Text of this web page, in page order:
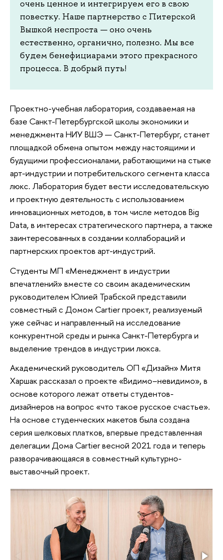
очень ценное и интегрируем его в свою
повестку. Наше партнерство с Питерской
Вышкой неспроста — оно очень
естественно, органично, полезно. Мы все
будем бенефициарами этого прекрасного
процесса. В добрый путь!
Проектно-учебная лаборатория, создаваемая на
базе Санкт-Петербургской школы экономики и
менеджмента НИУ ВШЭ — Санкт-Петербург, станет
площадкой обмена опытом между настоящими и
будущими профессионалами, работающими на стыке
арт-индустрии и потребительского сегмента класса
люкс. Лаборатория будет вести исследовательскую
и проектную деятельность с использованием
инновационных методов, в том числе методов Big
Data, в интересах стратегического партнера, а также
заинтересованных в создании коллабораций и
партнерских проектов арт-индустрий.
Студенты МП «Менеджмент в индустрии
впечатлений» вместе со своим академическим
руководителем Юлией Трабской представили
совместный с Домом Cartier проект, реализуемый
уже сейчас и направленный на исследование
конкурентной среды и рынка Санкт-Петербурга и
выделение трендов в индустрии люкса.
Академический руководитель ОП «Дизайн» Митя
Харшак рассказал о проекте «Видимо–невидимо», в
основе которого лежат ответы студентов-
дизайнеров на вопрос «что такое русское счастье».
На основе студенческих макетов была создана
серия шелковых платков, впервые представленная
делегации Дома Cartier весной 2021 года и теперь
разворачивающаяся в совместный культурно-
выставочный проект.